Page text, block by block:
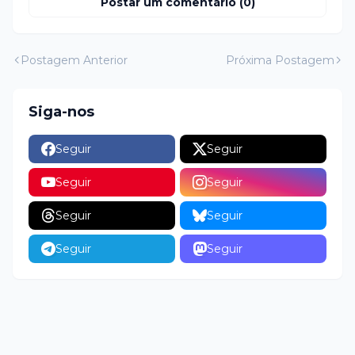
Postagem Anterior Próxima Postagem
Siga-nos
Seguir Seguir
Seguir Seguir
Seguir Seguir
Seguir Seguir